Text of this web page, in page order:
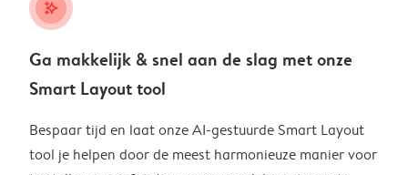
stars_plus
Ga makkelijk & snel aan de slag met onze
Smart Layout tool
Bespaar tijd en laat onze AI-gestuurde Smart Layout
tool je helpen door de meest harmonieuze manier voor